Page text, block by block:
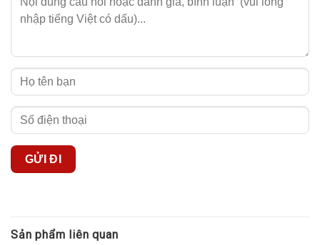
Sản phẩm liên quan